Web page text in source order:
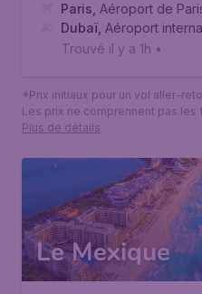
Paris Aéroport de
Dubaï, Aéroport
Trouvé il y a 1h •
*Prix initiaux pour un vol aller-
Les prix ne comprennent pas les
Plus de détails
Le Mexique